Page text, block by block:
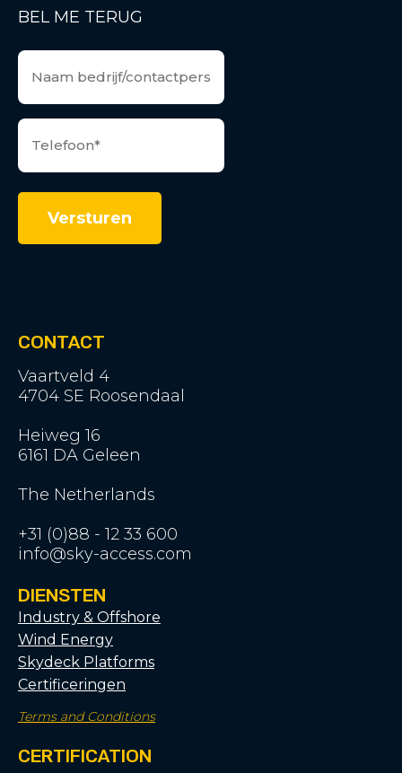
BEL ME TERUG
CONTACT
Vaartveld 4
4704 SE Roosendaal
Heiweg 16
6161 DA Geleen
The Netherlands
+31 (0)88 - 12 33 600
info@sky-access.com
DIENSTEN
Industry & Offshore
Wind Energy
Skydeck Platforms
Certificeringen
Terms and Conditions
CERTIFICATION